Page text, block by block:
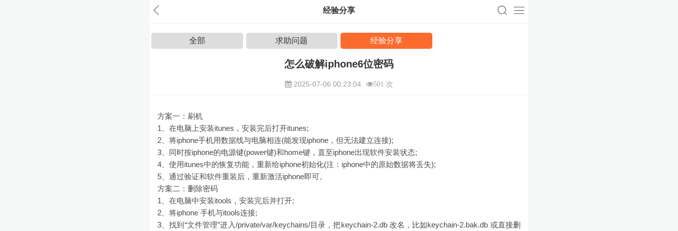
经验分享
全部 求助问题 经验分享
怎么破解iphone6位密码
2025-07-06 00:23:04 501 次
方案一：刷机
1、在电脑上安装itunes，安装完后打开itunes;
2、将iphone手机用数据线与电脑相连(能发现iphone，但无法建立连接);
3、同时按iphone的电源键(power键)和home键，直至iphone出现软件安装状态;
4、使用itunes中的恢复功能，重新给iphone初始化(注：iphone中的原始数据将丢失);
5、通过验证和软件重装后，重新激活iphone即可。
方案二：删除密码
1、在电脑中安装itools，安装完后并打开;
2、将iphone 手机与itools连接;
3、找到“文件管理”进入/private/var/keychains/目录，把keychain-2.db 改名，比如keychain-2.bak.db 或直接删